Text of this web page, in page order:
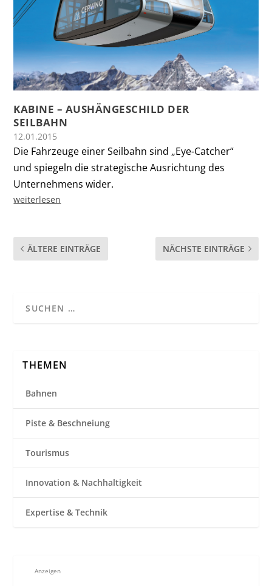
KABINE – AUSHÄNGESCHILD DER
SEILBAHN
12.01.2015
Die Fahrzeuge einer Seilbahn sind „Eye-Catcher“
und spiegeln die strategische Ausrichtung des
Unternehmens wider.
weiterlesen
ÄLTERE EINTRÄGE NÄCHSTE EINTRÄGE
THEMEN
Bahnen
Piste & Beschneiung
Tourismus
Innovation & Nachhaltigkeit
Expertise & Technik
Anzeigen